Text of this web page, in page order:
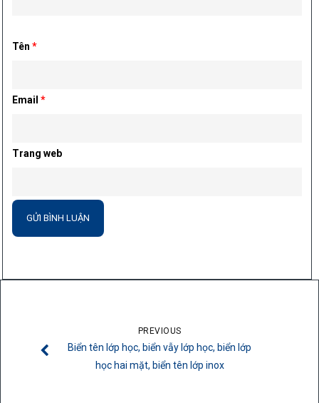
Tên*
Email*
Trang web
PREVIOUS
Biển tên lớp học, biển vẫy lớp học, biển lớp
học hai mặt, biển tên lớp inox